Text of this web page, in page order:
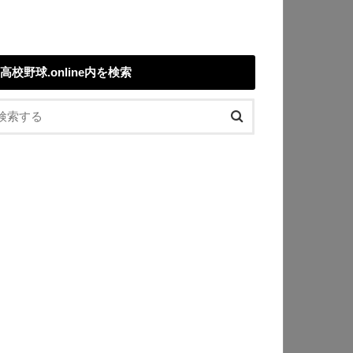
高校野球.online内を検索